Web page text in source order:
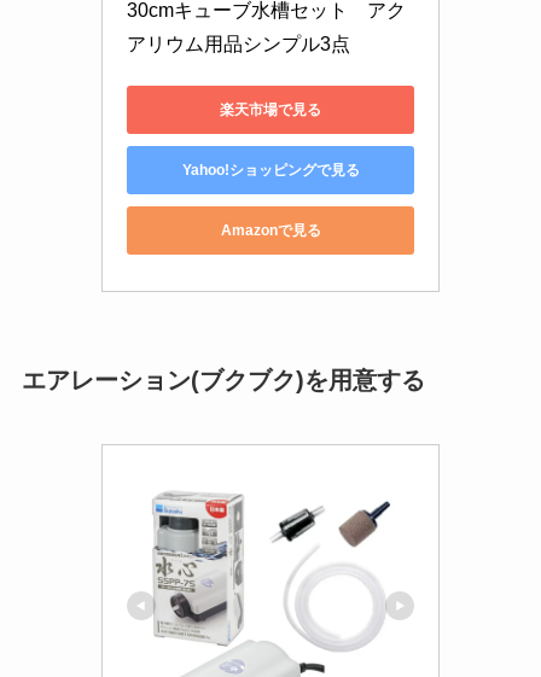
30cmキューブ水槽セット　アク
アリウム用品シンプル3点
楽天市場で見る
Yahoo!ショッピングで見る
Amazonで見る
エアレーション(ブクブク)を用意する